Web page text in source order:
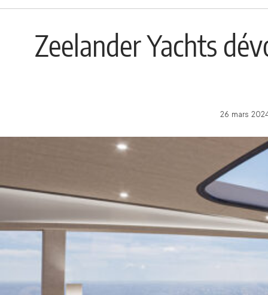
Zeelander Yachts
26 mars